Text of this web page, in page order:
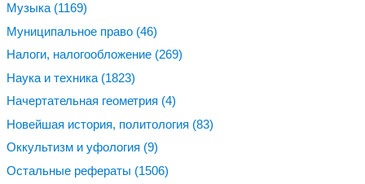
Музыка (1169)
Муниципальное право (46)
Налоги, налогообложение (269)
Наука и техника (1823)
Начертательная геометрия (4)
Новейшая история, политология (83)
Оккультизм и уфология (9)
Остальные рефераты (1506)